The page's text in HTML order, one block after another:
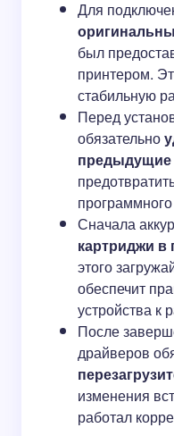
Для
был
принтером.
стабильную
Перед
обязательно
предыдущие
Сначала
картриджи в
этого
обеспечит
устройства к
После
драйверов
изменения
работал